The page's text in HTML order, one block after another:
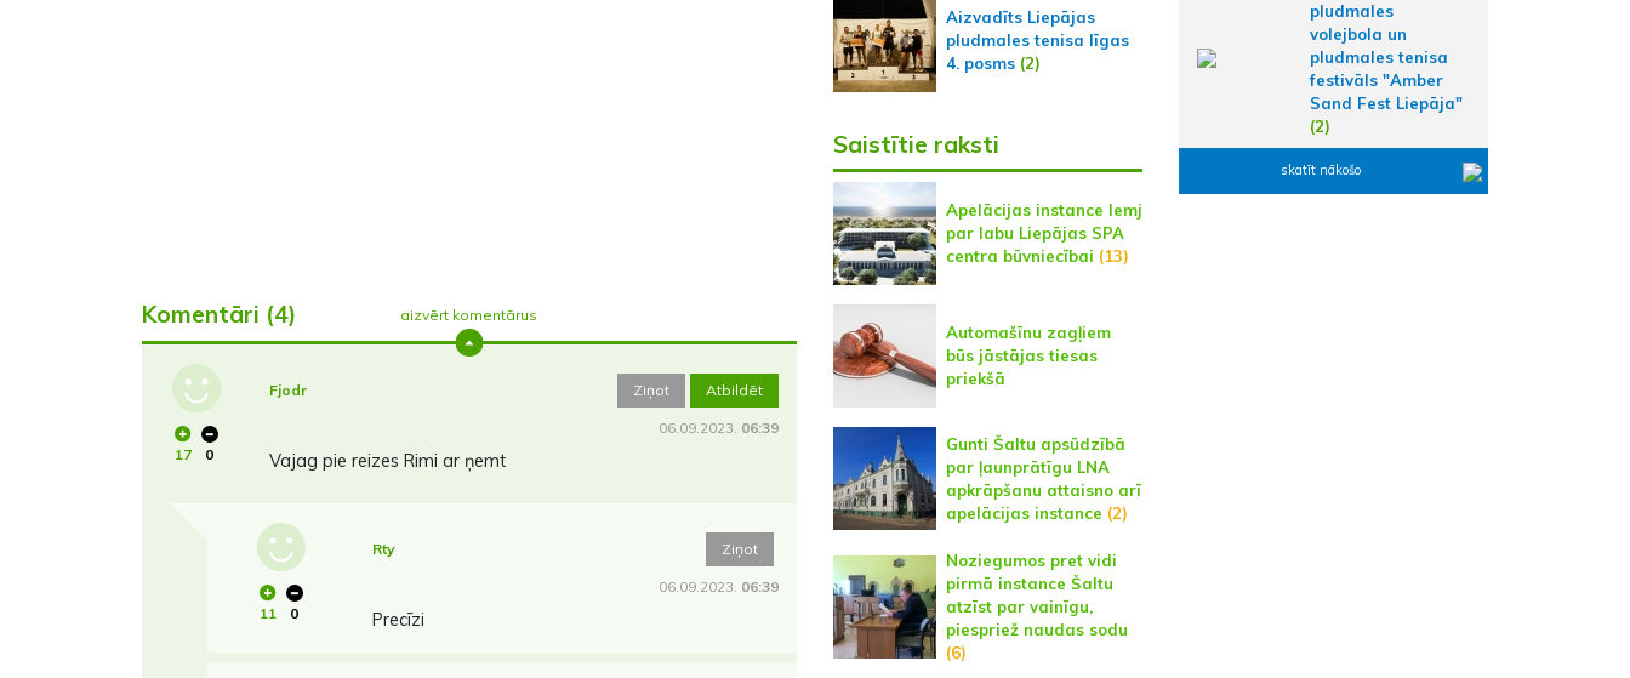
Komentāri (4) aizvērt komentārus
17 0
Fjodr Ziņot Atbildēt
06.09.2023. 06:39
Vajag pie reizes Rimi ar ņemt
11 0
Rty Ziņot
06.09.2023. 06:39
Precīzi
Aizvadīts Liepājas
pludmales tenisa līgas
4. posms(2)
Saistītie raksti
Apelācijas instance lemj
par labu Liepājas SPA
centra būvniecībai (13)
Automašīnu zagļiem
būs jāstājas tiesas
priekšā
Gunti Šaltu apsūdzībā
par ļaunprātīgu LNA
apkrāpšanu attaisno arī
apelācijas instance (2)
Noziegumos pret vidi
pirmā instance Šaltu
atzīst par vainīgu,
piespriež naudas sodu
(6)
pludmales
volejbola un
pludmales tenisa
festivāls "Amber
Sand Fest Liepāja"
(2)
skatīt nākošo